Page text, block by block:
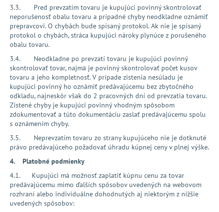
3.3. Pred prevzatím tovaru je kupujúci povinný skontrolovať
neporušenosť obalu tovaru a prípadné chyby neodkladne oznámiť
prepravcovi. O chybách bude spísaný protokol. Ak nie je spísaný
protokol o chybách, stráca kupujúci nároky plynúce z porušeného
obalu tovaru.
3.4. Neodkladne po prevzatí tovaru je kupujúci povinný
skontrolovať tovar, najmä je povinný skontrolovať počet kusov
tovaru a jeho kompletnosť. V prípade zistenia nesúladu je
kupujúci povinný ho oznámiť predávajúcemu bez zbytočného
odkladu, najneskôr však do 2 pracovných dní od prevzatia tovaru.
Zistené chyby je kupujúci povinný vhodným spôsobom
zdokumentovať a túto dokumentáciu zaslať predávajúcemu spolu
s oznámením chyby.
3.5. Neprevzatím tovaru zo strany kupujúceho nie je dotknuté
právo predávajúceho požadovať úhradu kúpnej ceny v plnej výške.
4. Platobné podmienky
4.1. Kupujúci má možnosť zaplatiť kúpnu cenu za tovar
predávajúcemu mimo ďalších spôsobov uvedených na webovom
rozhraní alebo individuálne dohodnutých aj niektorým z nižšie
uvedených spôsobov: